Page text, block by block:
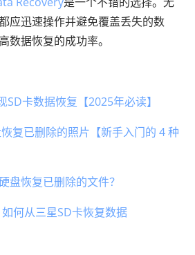
应迅速操作并避免覆盖丢失的数
数据恢复的成功率。
卡数据恢复【2025年必读】
复已删除的照片【新手入门的 4 种
盘恢复已删除的文件？
何从三星SD卡恢复数据